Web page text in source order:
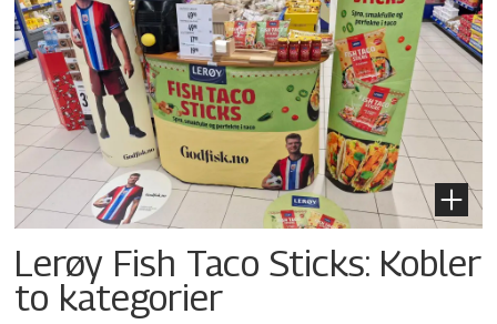
Lerøy Fish Taco Sticks: Kobler
to kategorier